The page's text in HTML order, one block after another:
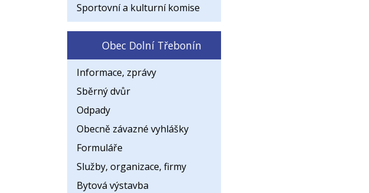
Sportovní a kulturní komise
Obec Dolní Třebonín
Informace, zprávy
Sběrný dvůr
Odpady
Obecně závazné vyhlášky
Formuláře
Služby, organizace, firmy
Bytová výstavba